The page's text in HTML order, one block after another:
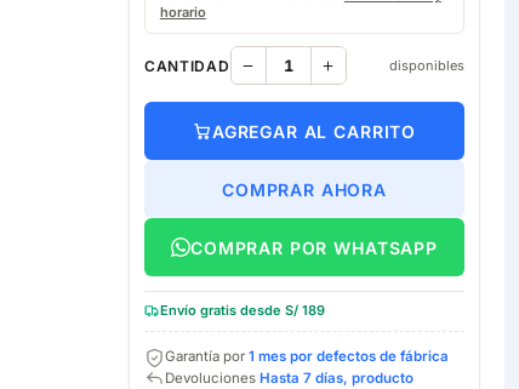
horario
CANTIDAD disponibles
AGREGAR AL CARRITO
COMPRAR AHORA
COMPRAR POR WHATSAPP
Envío gratis desde S/ 189
Garantía por 1 mes por defectos de fábrica
Devoluciones Hasta 7 días, producto